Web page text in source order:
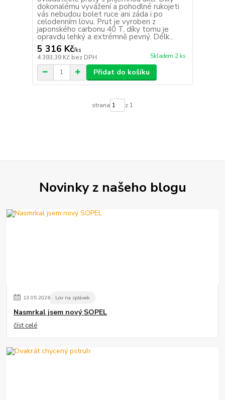
dokonalému vyvážení a pohodlné rukojeti
vás nebudou bolet ruce ani záda i po
celodenním lovu. Prut je vyroben z
japonského carbonu 40 T, díky tomu je
opravdu lehký a extrémně pevný. Délk...
5 316 Kč/ks
4 393,39 Kč bez DPH Skladem 2 ks
Přidat do košíku
strana z 1
Novinky z našeho blogu
13.05.2026 Lov na splávek
Nasmrkal jsem nový SOPEL
číst celé